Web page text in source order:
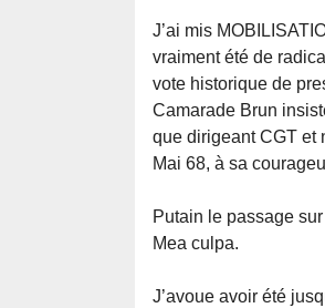
J’ai mis
vraiment été de
vote historique de
Camarade Brun
que dirigeant CGT et
Mai 68, à sa
Putain le passage
Mea culpa.
J’avoue avoir été